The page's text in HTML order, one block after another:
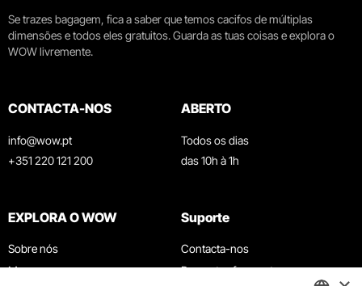
Se trazes bagagem, fica a saber que temos cacifos de múltiplas
dimensões e todos eles gratuitos. Guarda as tuas coisas e explora o
WOW livremente.
CONTACTA-NOS
info@wow.pt
+351 220 121 200
ABERTO
Todos os dias
das 10h à 1h
EXPLORA O WOW
Sobre nós
Museus
Suporte
Contacta-nos
Perguntas frequentes